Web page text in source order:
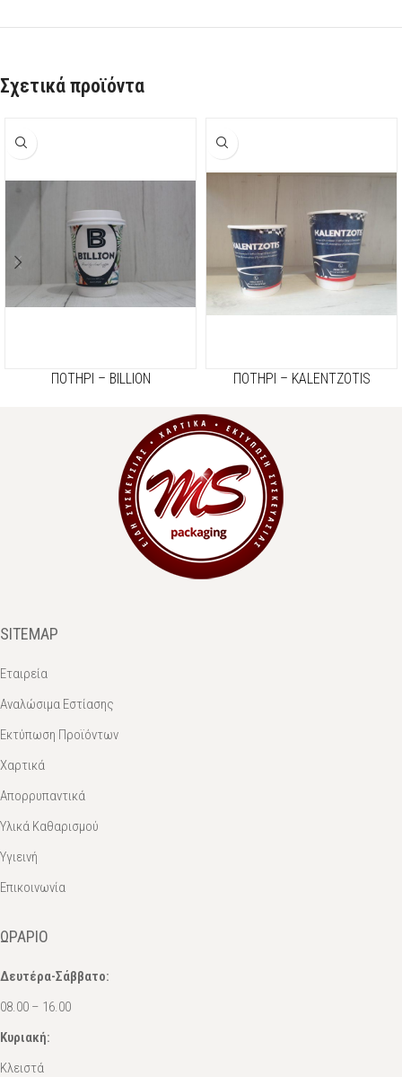
Σχετικά προϊόντα
ΠΟΤΗΡΙ – BILLION ΠΟΤΗΡΙ – KALENTZOTIS
SITEMAP
Εταιρεία
Αναλώσιμα Εστίασης
Εκτύπωση Προϊόντων
Χαρτικά
Απορρυπαντικά
Υλικά Καθαρισμού
Υγιεινή
Επικοινωνία
ΩΡΆΡΙΟ
Δευτέρα-Σάββατο:
08.00 – 16.00
Κυριακή:
Κλειστά